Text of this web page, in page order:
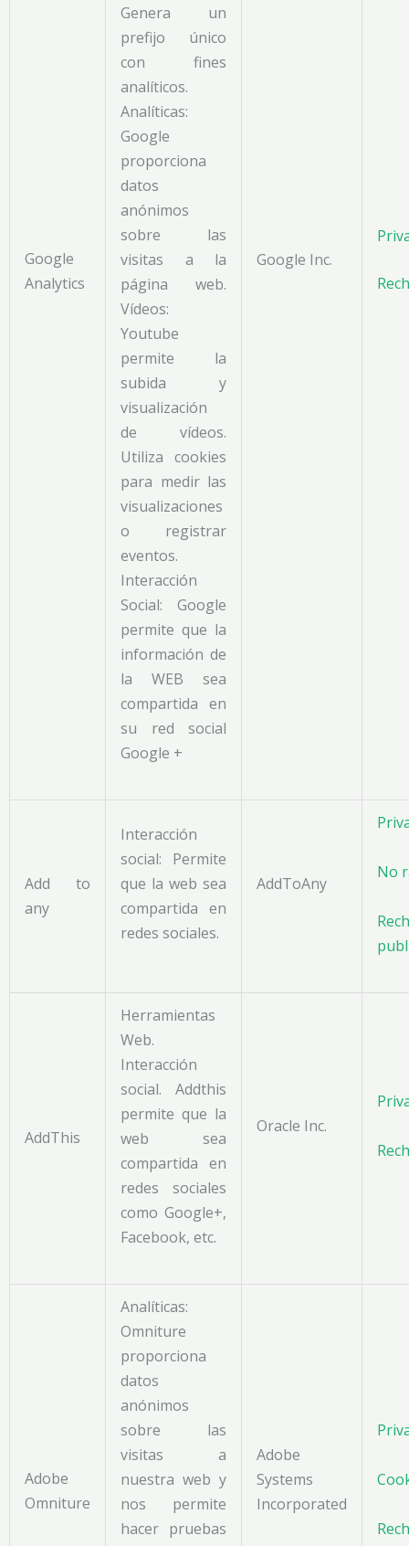
Google
Analytics
Genera un
prefijo único
con fines
analíticos.
Analíticas:
Google
proporciona
datos
anónimos
sobre las
visitas a la
página web.
Vídeos:
Youtube
permite la
subida y
visualización
de vídeos.
Utiliza cookies
para medir las
visualizaciones
o registrar
eventos.
Interacción
Social: Google
permite que la
información de
la WEB sea
compartida en
su red social
Google +
Google Inc.
Add to
any
Interacción
social: Permite
que la web sea
compartida en
redes sociales.
AddToAny
No
AddThis
Herramientas
Web.
Interacción
social. Addthis
permite que la
web sea
compartida en
redes sociales
como Google+,
Facebook, etc.
Oracle Inc.
Adobe
Omniture
Analíticas:
Omniture
proporciona
datos
anónimos
sobre las
visitas a
nuestra web y
nos permite
hacer pruebas
Adobe
Systems
Incorporated